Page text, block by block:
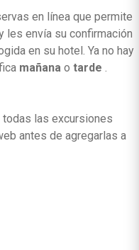
en línea que permite
les envía su confirmación
en su hotel. Ya no hay
mañana o tarde .
las excursiones
antes de agregarlas a